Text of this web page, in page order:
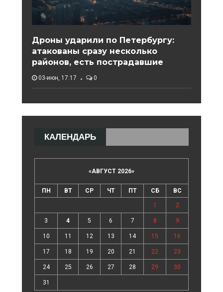
Дроны ударили по Петербургу:
атакованы сразу несколько
районов, есть пострадавшие
03-июн, 17:17 0
КАЛЕНДАРЬ
«АВГУСТ 2026»
ПН ВТ СР ЧТ ПТ СБ ВС
1 2
3 4 5 6 7 8 9
10 11 12 13 14 15 16
17 18 19 20 21 22 23
24 25 26 27 28 29 30
31